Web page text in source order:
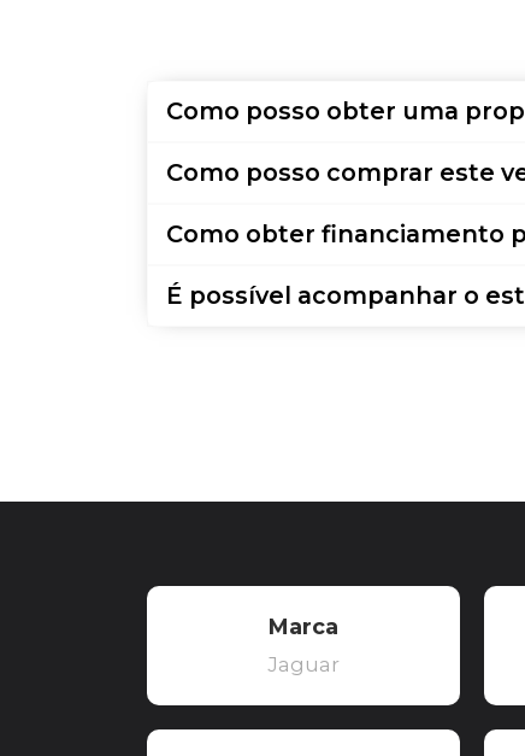
Como posso obter uma
Como posso comprar este
Como obter financiamento
É possível acompanhar o
Marca
Jaguar